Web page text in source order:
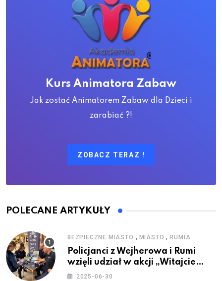
Kurs Animatora Zabaw
Jak zostać Animatorem Zabaw dla Dzieci i
zarabiać ?!
ZOBACZ TERAZ !
POLECANE ARTYKUŁY
BEZPIECZNE MIASTO , MIASTO ,RUMIA
Policjanci z Wejherowa i Rumi
wzięli udział w akcji „Witajcie
Wakacje”
2025-06-30